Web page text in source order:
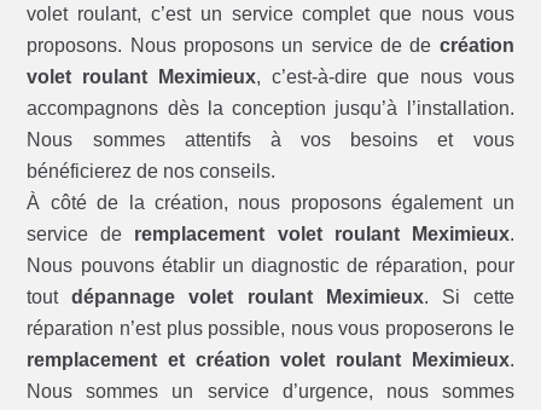
volet roulant, c’est un service complet que nous vous
proposons. Nous proposons un service de de création
volet roulant Meximieux, c’est-à-dire que nous vous
accompagnons dès la conception jusqu’à l’installation.
Nous sommes attentifs à vos besoins et vous
bénéficierez de nos conseils.
À côté de la création, nous proposons également un
service de remplacement volet roulant Meximieux.
Nous pouvons établir un diagnostic de réparation, pour
toutdépannage volet roulant Meximieux. Si cette
réparation n’est plus possible, nous vous proposerons le
remplacement et création volet roulant Meximieux.
Nous sommes un service d’urgence, nous sommes